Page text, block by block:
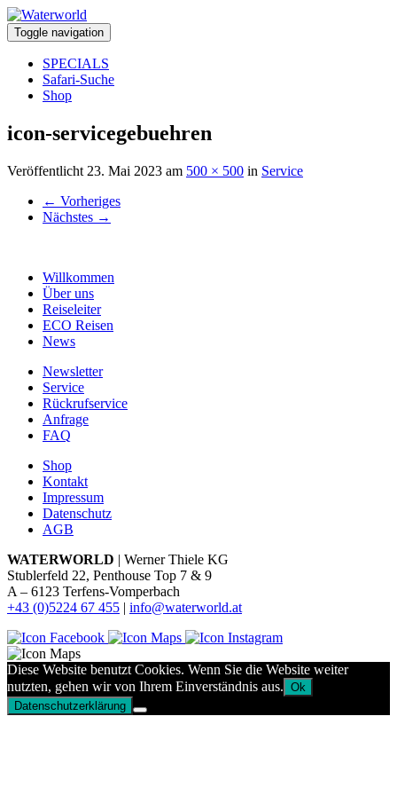
Toggle navigation
SPECIALS
Safari-Suche
Shop
icon-servicegebuehren
Veröffentlicht 23. Mai 2023 am 500 × 500 in Service
← Vorheriges
Nächstes →
Willkommen
Über uns
Reiseleiter
ECO Reisen
News
Newsletter
Service
Rückrufservice
Anfrage
FAQ
Shop
Kontakt
Impressum
Datenschutz
AGB
WATERWORLD | Werner Thiele KG
Stublerfeld 22, Penthouse Top 7 & 9
A – 6123 Terfens-Vomperbach
+43 (0)5224 67 455 | info@waterworld.at
Diese Website benutzt Cookies. Wenn Sie die Website weiter
nutzten, gehen wir von Ihrem Einverständnis aus. Ok
Datenschutzerklärung